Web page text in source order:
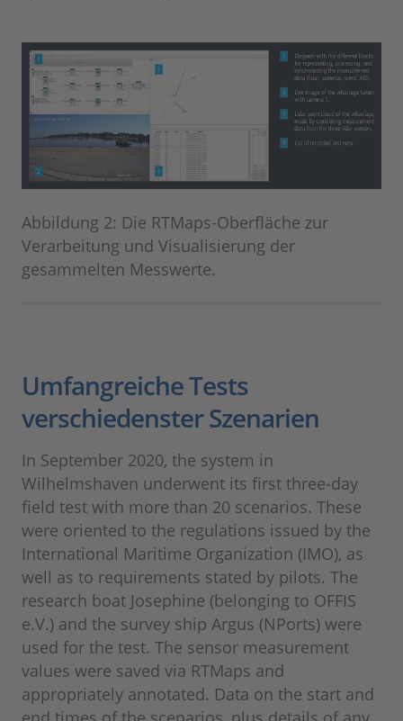
Abbildung 2: Die RTMaps-Oberfläche zur
Verarbeitung und Visualisierung der
gesammelten Messwerte.
Umfangreiche Tests
verschiedenster Szenarien
In September 2020, the system in
Wilhelmshaven underwent its first three-day
field test with more than 20 scenarios. These
were oriented to the regulations issued by the
International Maritime Organization (IMO), as
well as to requirements stated by pilots. The
research boat Josephine (belonging to OFFIS
e.V.) and the survey ship Argus (NPorts) were
used for the test. The sensor measurement
values were saved via RTMaps and
appropriately annotated. Data on the start and